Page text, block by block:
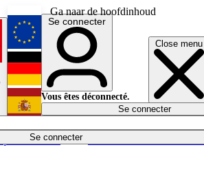
Ga naar de hoofdinhoud
Close menu
Se connecter
Économie
English
Deutsch
Español
Se connecter
Vous êtes déconnecté.
Se connecter